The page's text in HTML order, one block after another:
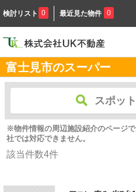
検討リスト 0 最近見た物件 0
富士見市のスーパー
スポッ
※物件情報の周辺施設紹介のページ
社では対応できません。
該当件数4件